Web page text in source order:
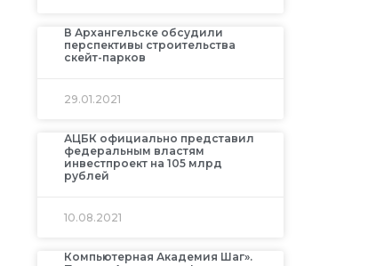
В Архангельске обсудили
перспективы строительства
скейт-парков
29.01.2021
АЦБК официально представил
федеральным властям
инвестпроект на 105 млрд
рублей
10.08.2021
Компьютерная Академия Шаг».